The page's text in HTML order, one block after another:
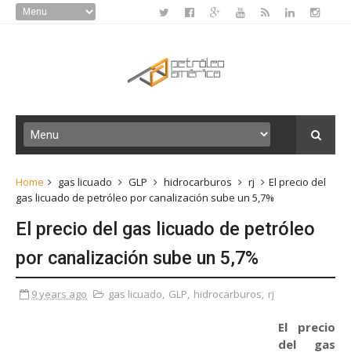
Home gas licuado GLP hidrocarburos rj
El precio del
gas licuado de petróleo por canalización sube un 5,7%
El precio del gas licuado de petróleo
por canalización sube un 5,7%
9 years ago gas licuado, GLP, hidrocarburos, rj
El precio
del gas